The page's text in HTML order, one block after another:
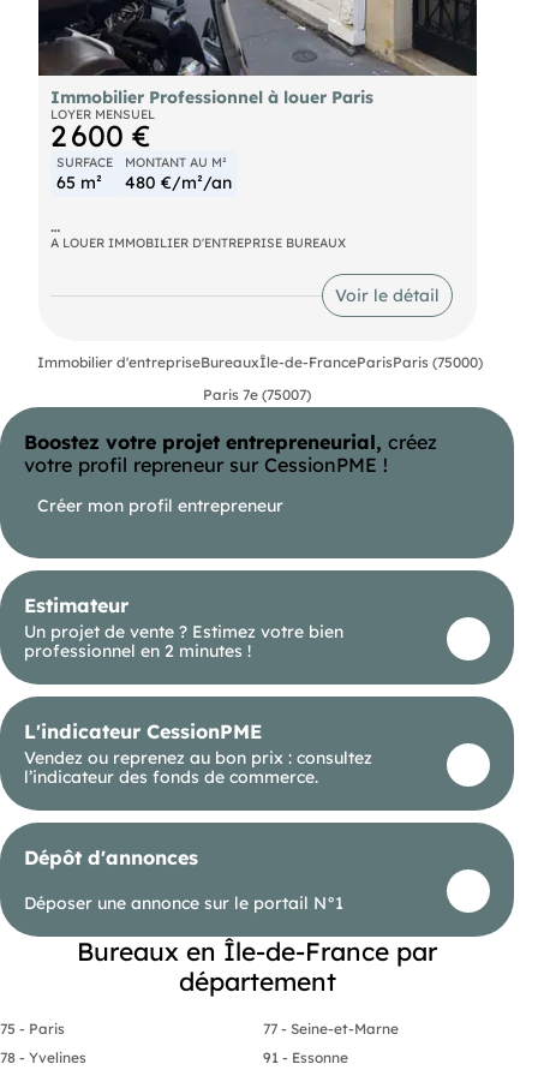
Immobilier Professionnel à louer Paris
LOYER MENSUEL
2 600 €
SURFACE
65 m²
MONTANT AU M²
480 €/m²/an
DPE en cours. Les informations sur les risques
le site : https://www.georisques.gouv.fr.
A LOUER IMMOBILIER D'ENTREPRISE BUREAUX
Voir le détail
Immobilier d'entrepriseBureauxÎle-de-FranceParisParis (75000)
Paris 7e (75007)
Boostez votre projet entrepreneurial, créez
votre profil repreneur sur CessionPME !
Créer mon profil entrepreneur
Estimateur
Un projet de vente ? Estimez votre bien
professionnel en 2 minutes !
L'indicateur CessionPME
Vendez ou reprenez au bon prix : consultez
l’indicateur des fonds de commerce.
Dépôt d'annonces
Déposer une annonce sur le portail N°1
Bureaux en Île-de-France par
département
75 - Paris
77 - Seine-et-Marne
78 - Yvelines
91 - Essonne